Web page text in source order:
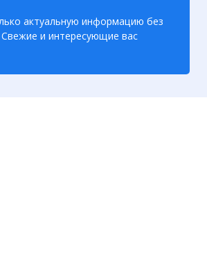
актуальную информацию без
и интересующие вас